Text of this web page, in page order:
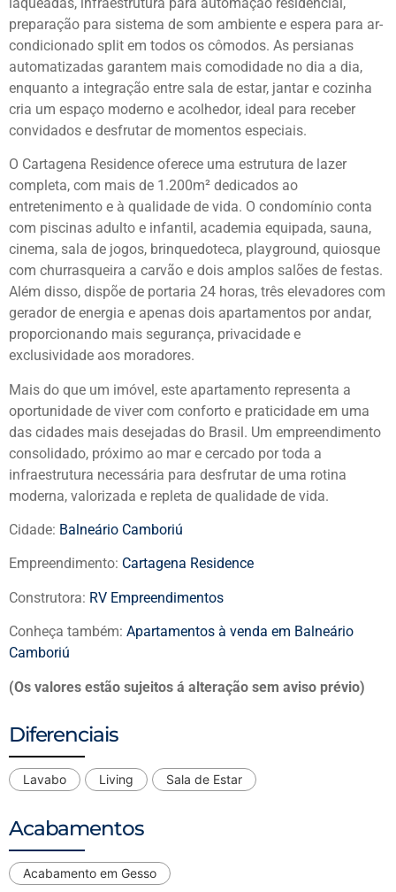
preparação para sistema de som ambiente e espera para ar-
condicionado split em todos os cômodos. As persianas
automatizadas garantem mais comodidade no dia a dia,
enquanto a integração entre sala de estar, jantar e cozinha
cria um espaço moderno e acolhedor, ideal para receber
convidados e desfrutar de momentos especiais.
O Cartagena Residence oferece uma estrutura de lazer
completa, com mais de 1.200m² dedicados ao
entretenimento e à qualidade de vida. O condomínio conta
com piscinas adulto e infantil, academia equipada, sauna,
cinema, sala de jogos, brinquedoteca, playground, quiosque
com churrasqueira a carvão e dois amplos salões de festas.
Além disso, dispõe de portaria 24 horas, três elevadores com
gerador de energia e apenas dois apartamentos por andar,
proporcionando mais segurança, privacidade e
exclusividade aos moradores.
Mais do que um imóvel, este apartamento representa a
oportunidade de viver com conforto e praticidade em uma
das cidades mais desejadas do Brasil. Um empreendimento
consolidado, próximo ao mar e cercado por toda a
infraestrutura necessária para desfrutar de uma rotina
moderna, valorizada e repleta de qualidade de vida.
Cidade: Balneário Camboriú
Empreendimento: Cartagena Residence
Construtora: RV Empreendimentos
Conheça também: Apartamentos à venda em Balneário
Camboriú
(Os valores estão sujeitos á alteração sem aviso prévio)
Diferenciais
Lavabo Living Sala de Estar
Acabamentos
Acabamento em Gesso